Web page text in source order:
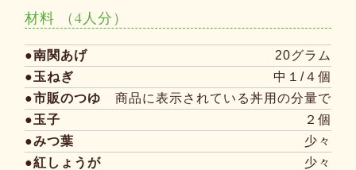
材料 （4人分）
●南関あげ
20グラム
●玉ねぎ
中１/４個
●市販のつゆ
商品に表示されている丼用の分量で
●玉子
２個
●みつ葉
少々
●紅しょうが
少々